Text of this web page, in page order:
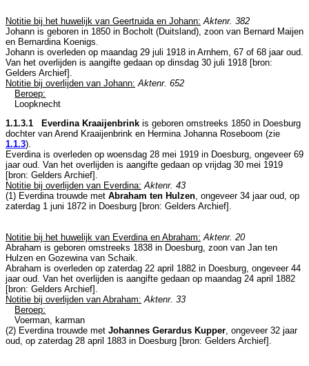
Notitie bij het huwelijk van Geertruida en Johann: Aktenr. 382
Johann is geboren in 1850 in Bocholt (Duitsland) , zoon van Bernard Maijen
en Bernardina Koenigs.
Johann is overleden op maandag 29 juli 1918 in Arnhem , 67 of 68 jaar oud.
Van het overlijden is aangifte gedaan op dinsdag 30 juli 1918 [bron:
Gelders Archief].
Notitie bij overlijden van Johann: Aktenr. 652
Beroep:
Loopknecht
1.1.3.1 Everdina Kraaijenbrink is geboren omstreeks 1850 in Doesburg
dochter van Arend Kraaijenbrink en Hermina Johanna Roseboom (zie
1.1.3).
Everdina is overleden op woensdag 28 mei 1919 in Doesburg, ongeveer 69
jaar oud. Van het overlijden is aangifte gedaan op vrijdag 30 mei 1919
[bron: Gelders Archief].
Notitie bij overlijden van Everdina: Aktenr. 43
(1) Everdina trouwde met Abraham ten Hulzen, ongeveer 34 jaar oud, op
zaterdag 1 juni 1872 in Doesburg [bron: Gelders Archief].
Notitie bij het huwelijk van Everdina en Abraham: Aktenr. 20
Abraham is geboren omstreeks 1838 in Doesburg, zoon van Jan ten
Hulzen en Gozewina van Schaik.
Abraham is overleden op zaterdag 22 april 1882 in Doesburg, ongeveer 44
jaar oud. Van het overlijden is aangifte gedaan op maandag 24 april 1882
[bron: Gelders Archief].
Notitie bij overlijden van Abraham: Aktenr. 33
Beroep:
Voerman, karman
(2) Everdina trouwde met Johannes Gerardus Kupper, ongeveer 32 jaar
oud, op zaterdag 28 april 1883 in Doesburg [bron: Gelders Archief].